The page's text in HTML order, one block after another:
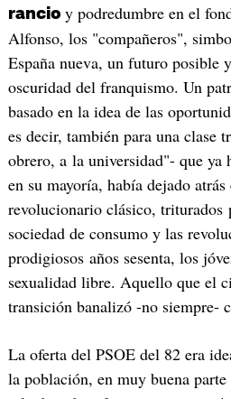
rancio y podredumbre en el
Alfonso, los "compañeros",
España nueva, un futuro posible
oscuridad del franquismo. Un
basado en la idea de las
es decir, también para una clase
obrero, a la universidad"- que ya
en su mayoría, había dejado
revolucionario clásico, triturados
sociedad de consumo y las
prodigiosos años sesenta, los
sexualidad libre. Aquello que el
transición banalizó -no siempre-
La oferta del PSOE del 82 era
la población, en muy buena